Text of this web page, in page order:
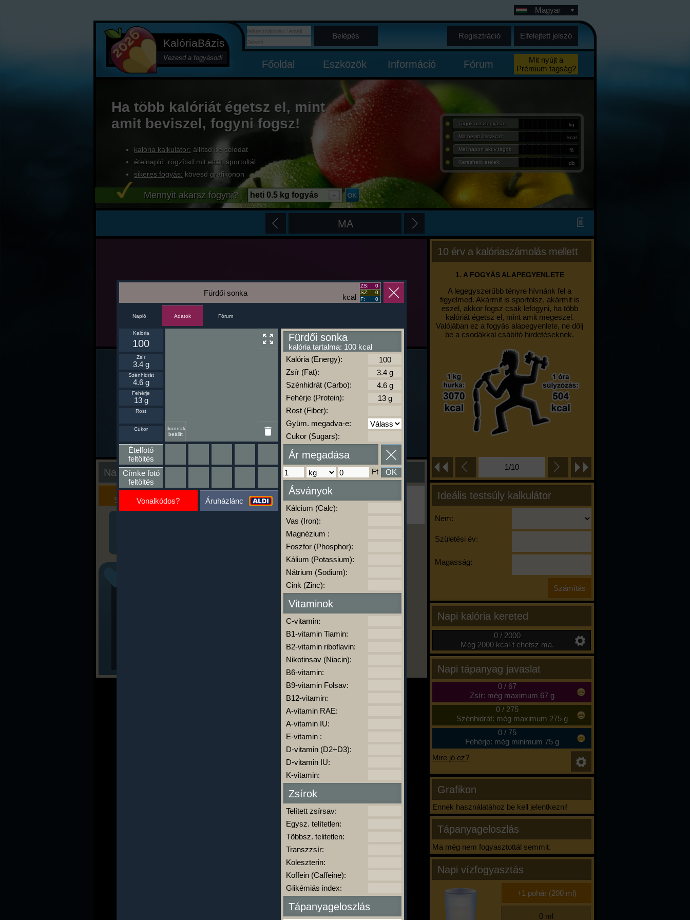
KalóriaBázis
Vezesd a fogyásod!
Magyar
Belépés Regisztráció Elfelejtett jelszó
Főoldal Eszközök Információ Fórum
Mit nyújt a
Prémium tagság?
Ha több kalóriát égetsz el, mint
amit beviszel, fogyni fogsz!
kalória kalkulátor: állítsd be célodat
ételnapló: rögzítsd mit ettél, sportoltál
sikeres fogyás: kövesd grafikonon
Tagok összfogyása: kg
Ma bevitt összkcal: kcal
Mai napon aktív tagok: fő
Kereshető ételek: db
Mennyit akarsz fogyni? heti 0.5 kg fogyás
MA
10 érv a kalóriaszámolás mellett
1. A FOGYÁS ALAPEGYENLETE
A legegyszerűbb tényre hívnánk fel a
figyelmed. Akármit is sportolsz, akármit is
eszel, akkor fogsz csak lefogyni, ha több
kalóriát égetsz el, mint amit megeszel.
Valójában ez a fogyás alapegyenlete, ne dőlj
be a csodákkal csábító hirdetéseknek.
1/10
Ideális testsúly kalkulátor
Nem:
Születési év:
Magasság:
Napi kalória kereted
0 / 2000
Még 2000 kcal-t ehetsz ma.
Napi tápanyag javaslat
0/ 67
Zsír: még maximum 67 g
0/ 275
Szénhidrát: még maximum 275 g
0/ 75
Fehérje: még minimum 75 g
Mire jó ez?
Grafikon
Ennek használatához be kell jelentkezni!
Tápanyageloszlás
Ma még nem fogyasztottál semmit.
Napi vízfogyasztás
Nap kiértékelése
Kalória
Szimulátor
Szöveges
Értékelés
Ha ma már nem eszel/sportolsz többet,
kattints a kiértékelésre!
A Kalória Szimulátor Prémium funkció.
-
kcal
Fürdői sonka
ZS:
0
SZ:
0
F:
0
Napló Adatok Fórum
Ikonnak
beállít
Kalória
100
Zsír
3.4 g
Szénhidrát
4.6 g
Fehérje
13 g
Rost
Cukor
Ételfotó
feltöltés
Címke fotó
feltöltés
Vonalkódos? Áruházlánc
Fürdői sonka
kalória tartalma: 100 kcal
Kalória (Energy):
Zsír (Fat):
Szénhidrát (Carbo):
Fehérje (Protein):
Rost (Fiber):
Gyüm. megadva-e:
Cukor (Sugars):
Ár megadása
Ft OK
Ásványok
Kálcium (Calc):
Vas (Iron):
Magnézium :
Foszfor (Phosphor):
Kálium (Potassium):
Nátrium (Sodium):
Cink (Zinc):
Vitaminok
C-vitamin:
B1-vitamin Tiamin:
B2-vitamin riboflavin:
Nikotinsav (Niacin):
B6-vitamin:
B9-vitamin Folsav:
B12-vitamin:
A-vitamin RAE:
A-vitamin IU:
E-vitamin :
D-vitamin (D2+D3):
D-vitamin IU:
K-vitamin:
Zsírok
Telített zsírsav:
Egysz. telítetlen:
Többsz. telitetlen:
Transzzsír:
Koleszterin:
Koffein (Caffeine):
Glikémiás index:
Tápanyageloszlás